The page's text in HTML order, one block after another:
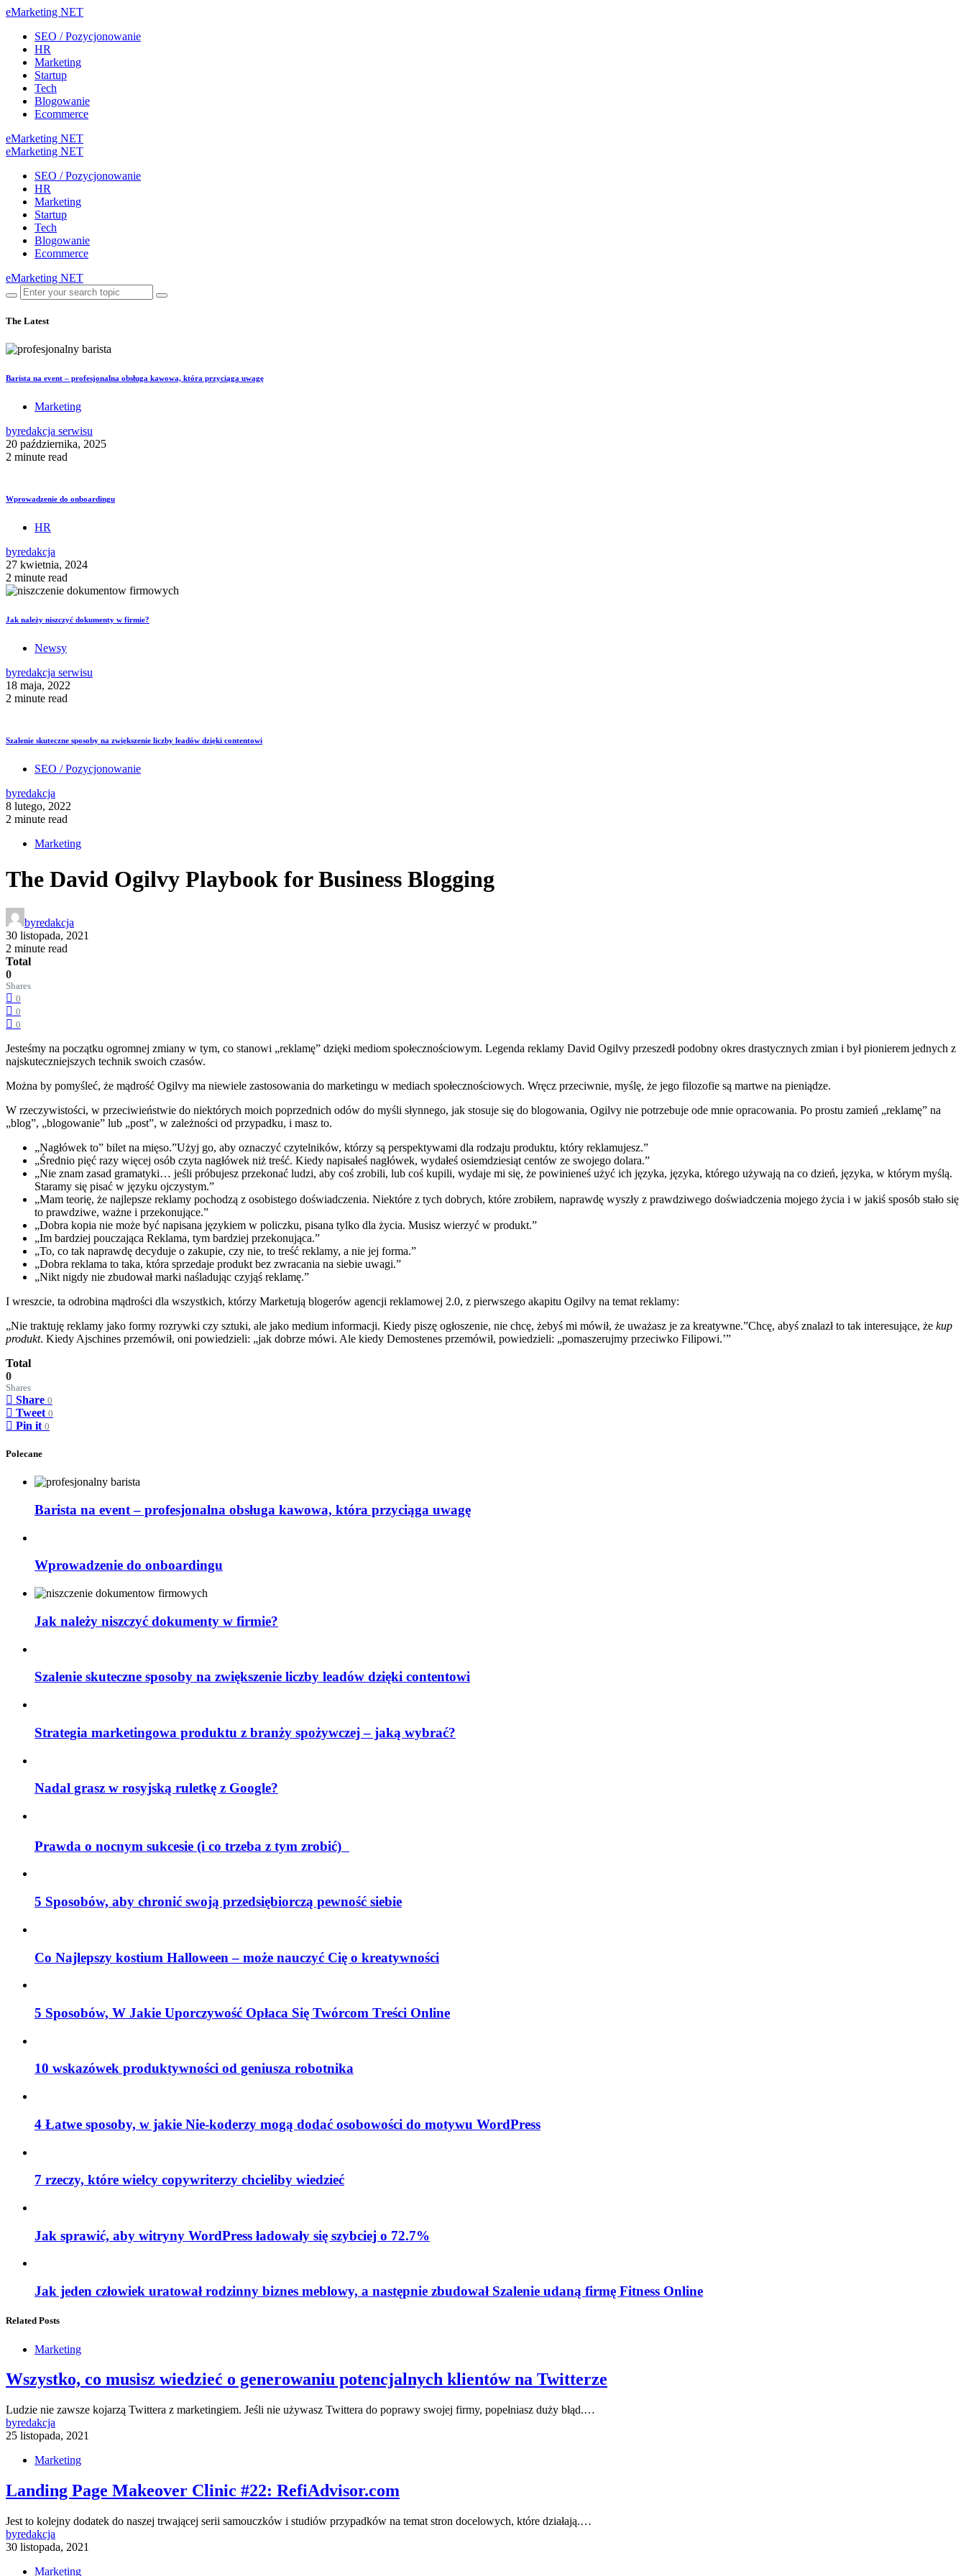
eMarketing NET
SEO / Pozycjonowanie
HR
Marketing
Startup
Tech
Blogowanie
Ecommerce
eMarketing NET
eMarketing NET
SEO / Pozycjonowanie
HR
Marketing
Startup
Tech
Blogowanie
Ecommerce
eMarketing NET
The Latest
Barista na event – profesjonalna obsługa kawowa, która przyciąga uwagę
Marketing
byredakcja serwisu
20 października, 2025
2 minute read
Wprowadzenie do onboardingu
HR
byredakcja
27 kwietnia, 2024
2 minute read
Jak należy niszczyć dokumenty w firmie?
Newsy
byredakcja serwisu
18 maja, 2022
2 minute read
Szalenie skuteczne sposoby na zwiększenie liczby leadów dzięki contentowi
SEO / Pozycjonowanie
byredakcja
8 lutego, 2022
2 minute read
Marketing
The David Ogilvy Playbook for Business Blogging
byredakcja
30 listopada, 2021
2 minute read
Total
0
Shares
0
0
0
Jesteśmy na początku ogromnej zmiany w tym, co stanowi „reklamę” dzięki mediom społecznościowym. Legenda reklamy David Ogilvy przeszedł podobny okres drastycznych zmian i był pionierem jednych z
najskuteczniejszych technik swoich czasów.
Można by pomyśleć, że mądrość Ogilvy ma niewiele zastosowania do marketingu w mediach społecznościowych. Wręcz przeciwnie, myślę, że jego filozofie są martwe na pieniądze.
W rzeczywistości, w przeciwieństwie do niektórych moich poprzednich odów do myśli słynnego, jak stosuje się do blogowania, Ogilvy nie potrzebuje ode mnie opracowania. Po prostu zamień „reklamę” na
„blog”, „blogowanie” lub „post”, w zależności od przypadku, i masz to.
„Nagłówek to” bilet na mięso.”Użyj go, aby oznaczyć czytelników, którzy są perspektywami dla rodzaju produktu, który reklamujesz.”
„Średnio pięć razy więcej osób czyta nagłówek niż treść. Kiedy napisałeś nagłówek, wydałeś osiemdziesiąt centów ze swojego dolara.”
„Nie znam zasad gramatyki… jeśli próbujesz przekonać ludzi, aby coś zrobili, lub coś kupili, wydaje mi się, że powinieneś użyć ich języka, języka, którego używają na co dzień, języka, w którym myślą.
Staramy się pisać w języku ojczystym.”
„Mam teorię, że najlepsze reklamy pochodzą z osobistego doświadczenia. Niektóre z tych dobrych, które zrobiłem, naprawdę wyszły z prawdziwego doświadczenia mojego życia i w jakiś sposób stało się
to prawdziwe, ważne i przekonujące.”
„Dobra kopia nie może być napisana językiem w policzku, pisana tylko dla życia. Musisz wierzyć w produkt.”
„Im bardziej pouczająca Reklama, tym bardziej przekonująca.”
„To, co tak naprawdę decyduje o zakupie, czy nie, to treść reklamy, a nie jej forma.”
„Dobra reklama to taka, która sprzedaje produkt bez zwracania na siebie uwagi.”
„Nikt nigdy nie zbudował marki naśladując czyjąś reklamę.”
I wreszcie, ta odrobina mądrości dla wszystkich, którzy Marketują blogerów agencji reklamowej 2.0, z pierwszego akapitu Ogilvy na temat reklamy:
„Nie traktuję reklamy jako formy rozrywki czy sztuki, ale jako medium informacji. Kiedy piszę ogłoszenie, nie chcę, żebyś mi mówił, że uważasz je za kreatywne.”Chcę, abyś znalazł to tak interesujące, że kup
produkt. Kiedy Ajschines przemówił, oni powiedzieli: „jak dobrze mówi. Ale kiedy Demostenes przemówił, powiedzieli: „pomaszerujmy przeciwko Filipowi.’”
Total
0
Shares
Share 0
Tweet 0
Pin it 0
Polecane
Barista na event – profesjonalna obsługa kawowa, która przyciąga uwagę
Wprowadzenie do onboardingu
Jak należy niszczyć dokumenty w firmie?
Szalenie skuteczne sposoby na zwiększenie liczby leadów dzięki contentowi
Strategia marketingowa produktu z branży spożywczej – jaką wybrać?
Nadal grasz w rosyjską ruletkę z Google?
Prawda o nocnym sukcesie (i co trzeba z tym zrobić)
5 Sposobów, aby chronić swoją przedsiębiorczą pewność siebie
Co Najlepszy kostium Halloween – może nauczyć Cię o kreatywności
5 Sposobów, W Jakie Uporczywość Opłaca Się Twórcom Treści Online
10 wskazówek produktywności od geniusza robotnika
4 Łatwe sposoby, w jakie Nie-koderzy mogą dodać osobowości do motywu WordPress
7 rzeczy, które wielcy copywriterzy chcieliby wiedzieć
Jak sprawić, aby witryny WordPress ładowały się szybciej o 72.7%
Jak jeden człowiek uratował rodzinny biznes meblowy, a następnie zbudował Szalenie udaną firmę Fitness Online
Related Posts
Marketing
Wszystko, co musisz wiedzieć o generowaniu potencjalnych klientów na Twitterze
Ludzie nie zawsze kojarzą Twittera z marketingiem. Jeśli nie używasz Twittera do poprawy swojej firmy, popełniasz duży błąd.…
byredakcja
25 listopada, 2021
Marketing
Landing Page Makeover Clinic #22: RefiAdvisor.com
Jest to kolejny dodatek do naszej trwającej serii samouczków i studiów przypadków na temat stron docelowych, które działają.…
byredakcja
30 listopada, 2021
Marketing